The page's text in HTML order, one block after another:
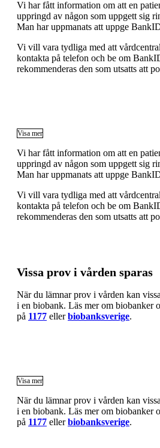
Vi har fått information om att en
uppringd av någon som uppgett sig
Man har uppmanats att uppge
Vi vill vara tydliga med att
kontakta på telefon och be om
rekommenderas den som utsatts att
Visa mer
Vi har fått information om att en
uppringd av någon som uppgett sig
Man har uppmanats att uppge
Vi vill vara tydliga med att
kontakta på telefon och be om
rekommenderas den som utsatts att
Vissa prov i vården sparas
När du lämnar prov i vården kan
i en biobank. Läs mer om biobanker
på 1177 ellerbiobanksverige.
Visa mer
När du lämnar prov i vården kan
i en biobank. Läs mer om biobanker
på 1177 ellerbiobanksverige.